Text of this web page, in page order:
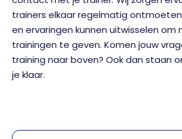
trainers elkaar regelmatig
en ervaringen kunnen uitwisselen om
trainingen te geven. Komen jouw
training naar boven? Ook dan staan
je klaar.